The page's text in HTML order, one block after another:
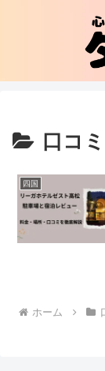
口コ
四国
ホーム